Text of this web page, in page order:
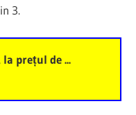
3.
prețul de ...